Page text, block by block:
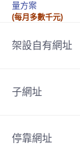
量方案
(每月多數千元)
架設自有網址
子網址
停靠網址